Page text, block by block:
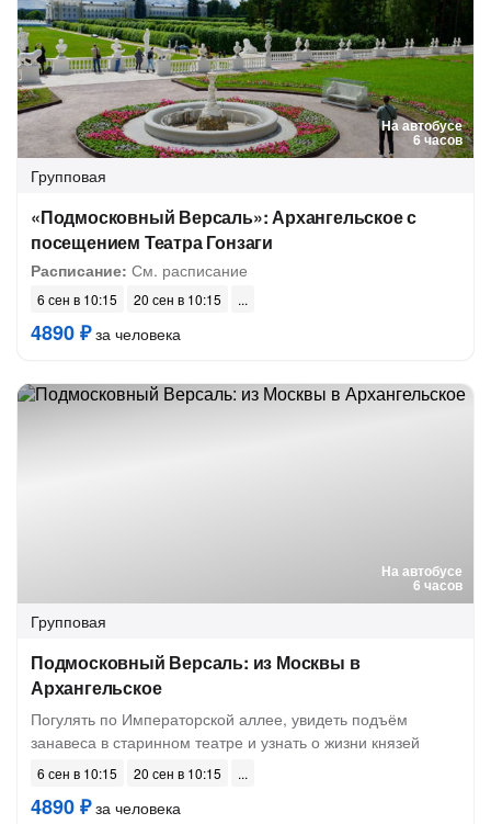
На автобусе
6 часов
Групповая
«Подмосковный Версаль»: Архангельское с
посещением Театра Гонзаги
Расписание: См. расписание
6 сен в 10:15 20 сен в 10:15
4890 ₽за человека
На автобусе
6 часов
Групповая
Подмосковный Версаль: из Москвы в
Архангельское
Погулять по Императорской аллее, увидеть подъём
занавеса в старинном театре и узнать о жизни князей
6 сен в 10:15 20 сен в 10:15
4890 ₽за человека